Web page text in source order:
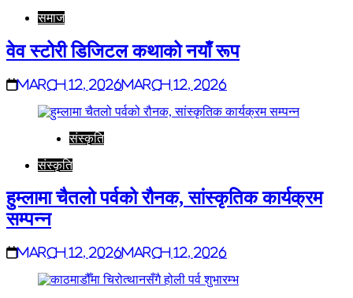
समाज
वेव स्टोरी डिजिटल कथाको नयाँ रूप
March 12, 2026March 12, 2026
संस्कृति
संस्कृति
हुम्लामा चैतलो पर्वको रौनक, सांस्कृतिक कार्यक्रम
सम्पन्न
March 12, 2026March 12, 2026